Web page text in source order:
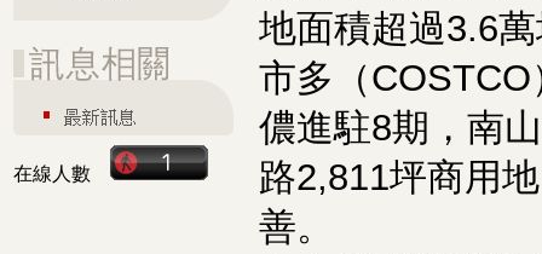
在線人數
地面積超過3.6
市多（
儂進駐8期，南
路2,811坪商用
善。